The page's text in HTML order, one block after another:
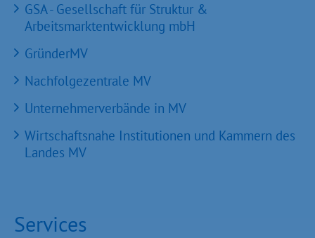
GSA - Gesellschaft für Struktur &
Arbeitsmarktentwicklung mbH
GründerMV
Nachfolgezentrale MV
Unternehmerverbände in MV
Wirtschaftsnahe Institutionen und Kammern des
Landes MV
Services